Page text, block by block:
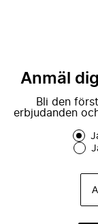
Anmäl
Bli den
erbjudanden